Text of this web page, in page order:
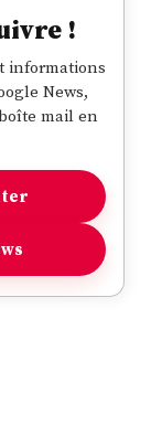
!
informations
News,
mail en